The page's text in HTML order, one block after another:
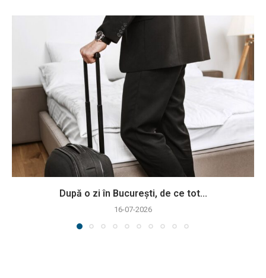
După o zi în București, de ce tot...
16-07-2026